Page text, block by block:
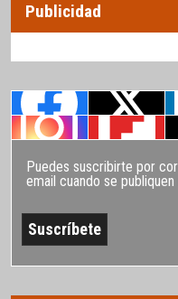
Publicidad
Puedes suscribirte por
email cuando se